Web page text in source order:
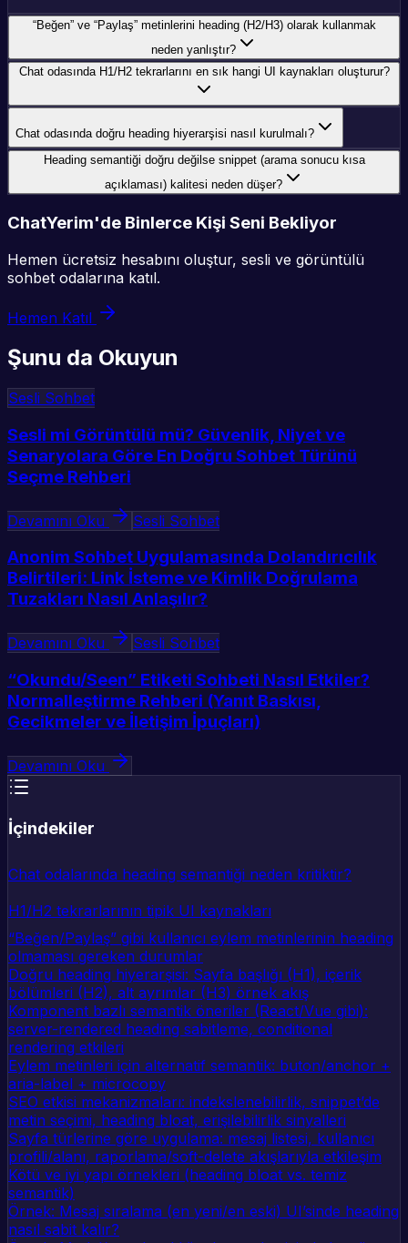
“Beğen” ve “Paylaş” metinlerini heading (H2/H3) olarak kullanmak
neden yanlıştır?
Chat odasında H1/H2 tekrarlarını en sık hangi UI kaynakları oluşturur?
Chat odasında doğru heading hiyerarşisi nasıl kurulmalı?
Heading semantiği doğru değilse snippet (arama sonucu kısa
açıklaması) kalitesi neden düşer?
ChatYerim'de Binlerce Kişi Seni Bekliyor
Hemen ücretsiz hesabını oluştur, sesli ve görüntülü
sohbet odalarına katıl.
Hemen Katıl
Şunu da Okuyun
Sesli Sohbet
Sesli mi Görüntülü mü? Güvenlik, Niyet ve
Senaryolara Göre En Doğru Sohbet Türünü
Seçme Rehberi
Devamını Oku Sesli Sohbet
Anonim Sohbet Uygulamasında Dolandırıcılık
Belirtileri: Link İsteme ve Kimlik Doğrulama
Tuzakları Nasıl Anlaşılır?
Devamını Oku Sesli Sohbet
“Okundu/Seen” Etiketi Sohbeti Nasıl Etkiler?
Normalleştirme Rehberi (Yanıt Baskısı,
Gecikmeler ve İletişim İpuçları)
Devamını Oku
İçindekiler
Chat odalarında heading semantiği neden kritiktir?
H1/H2 tekrarlarının tipik UI kaynakları
“Beğen/Paylaş” gibi kullanıcı eylem metinlerinin heading
olmaması gereken durumlar
Doğru heading hiyerarşisi: Sayfa başlığı (H1), içerik
bölümleri (H2), alt ayrımlar (H3) örnek akış
Komponent bazlı semantik öneriler (React/Vue gibi):
server-rendered heading sabitleme, conditional
rendering etkileri
Eylem metinleri için alternatif semantik: buton/anchor +
aria-label + microcopy
SEO etkisi mekanizmaları: indekslenebilirlik, snippet’de
metin seçimi, heading bloat, erişilebilirlik sinyalleri
Sayfa türlerine göre uygulama: mesaj listesi, kullanıcı
profili/alanı, raporlama/soft-delete akışlarıyla etkileşim
Kötü ve iyi yapı örnekleri (heading bloat vs. temiz
semantik)
Örnek: Mesaj sıralama (en yeni/en eski) UI’sinde heading
nasıl sabit kalır?